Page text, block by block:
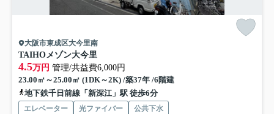
大阪市東成区大今里南
TAIHOメゾン大今里
4.5万円 管理/共益費6,000円
23.00㎡～25.00㎡ (1DK～2K) /築37年 /6階建
地下鉄千日前線「新深江」駅 徒歩6分
エレベーター 光ファイバー 公共下水